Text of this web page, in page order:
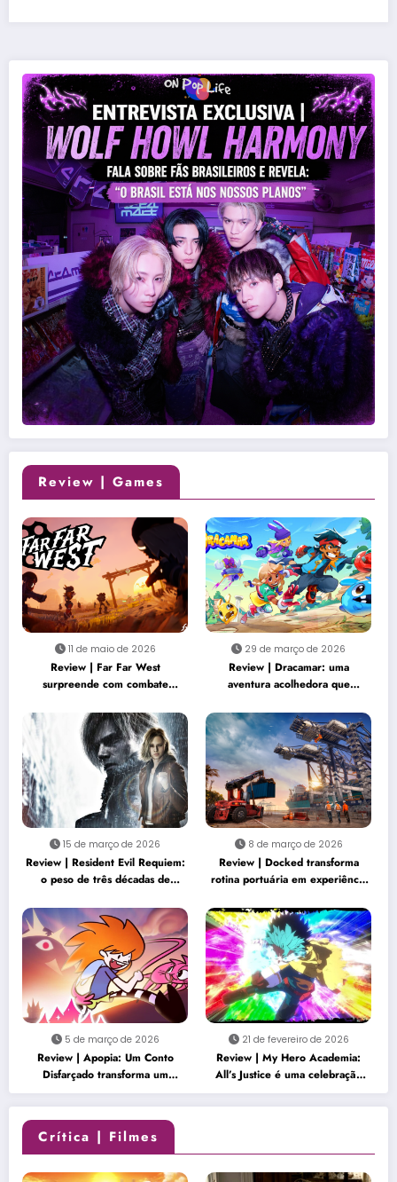
Review | Games
11 de maio de 2026
Review | Far Far West
surpreende com combate
29 de março de 2026
Review | Dracamar: uma
aventura acolhedora que
charme
15 de março de 2026
Review | Resident Evil Requiem:
o peso de três décadas de
8 de março de 2026
Review | Docked transforma
rotina portuária em experiência
5 de março de 2026
Review | Apopia: Um Conto
Disfarçado transforma um
mundo fofo em uma história
inquietante
21 de fevereiro de 2026
Review | My Hero Academia:
All’s Justice é uma celebração
empolgante que honra o clímax
da série
Crítica | Filmes